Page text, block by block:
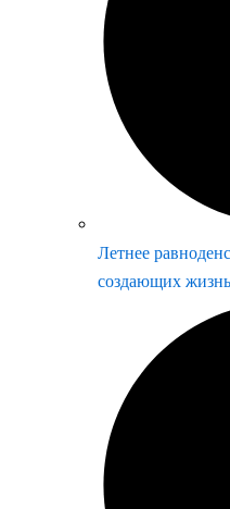
Летнее
создающих жизнь